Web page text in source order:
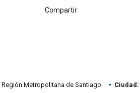
Compartir
Región Metropolitana de Santiago Ciudad: